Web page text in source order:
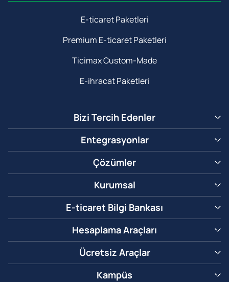
E-ticaret Paketleri
Premium E-ticaret Paketleri
Ticimax Custom-Made
E-ihracat Paketleri
Bizi Tercih Edenler
Entegrasyonlar
Çözümler
Kurumsal
E-ticaret Bilgi Bankası
Hesaplama Araçları
Ücretsiz Araçlar
Kampüs